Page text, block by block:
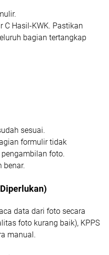
C Hasil-KWK. Pastikan
bagian tertangkap
sesuai.
formulir tidak
foto.
benar.
data dari foto secara
foto kurang baik), KPPS
manual.